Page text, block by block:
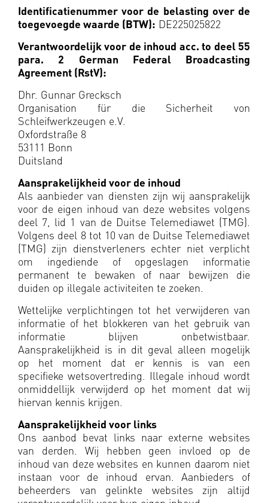
Identificatienummer voor de belasting over de
toegevoegde waarde (BTW): DE225025822
Verantwoordelijk voor de inhoud acc. to deel 55
para. 2 German Federal Broadcasting
Agreement (RstV):
Dhr. Gunnar Grecksch
Organisation für die Sicherheit von
Schleifwerkzeugen e.V.
Oxfordstraße 8
53111 Bonn
Duitsland
Aansprakelijkheid voor de inhoud
Als aanbieder van diensten zijn wij aansprakelijk
voor de eigen inhoud van deze websites volgens
deel 7, lid 1 van de Duitse Telemediawet (TMG).
Volgens deel 8 tot 10 van de Duitse Telemediawet
(TMG) zijn dienstverleners echter niet verplicht
om ingediende of opgeslagen informatie
permanent te bewaken of naar bewijzen die
duiden op illegale activiteiten te zoeken.
Wettelijke verplichtingen tot het verwijderen van
informatie of het blokkeren van het gebruik van
informatie blijven onbetwistbaar.
Aansprakelijkheid is in dit geval alleen mogelijk
op het moment dat er kennis is van een
specifieke wetsovertreding. Illegale inhoud wordt
onmiddellijk verwijderd op het moment dat wij
hiervan kennis krijgen.
Aansprakelijkheid voor links
Ons aanbod bevat links naar externe websites
van derden. Wij hebben geen invloed op de
inhoud van deze websites en kunnen daarom niet
instaan voor de inhoud ervan. Aanbieders of
beheerders van gelinkte websites zijn altijd